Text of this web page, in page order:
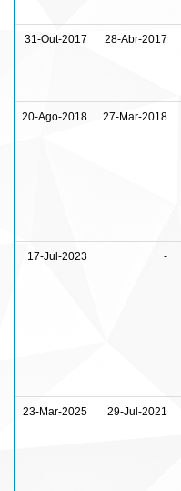
31-Out-2017 28-Abr-2017
20-Ago-2018 27-Mar-2018
17-Jul-2023 -
23-Mar-2025 29-Jul-2021